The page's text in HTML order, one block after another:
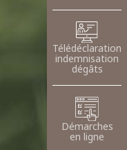
Télédéclaration
indemnisation
dégâts
Démarches
en ligne